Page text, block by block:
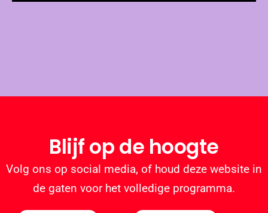
Blijf op de hoogte
Volg ons op social media, of houd deze website in
de gaten voor het volledige programma.